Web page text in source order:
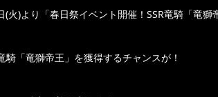
)より「春日祭イベント開催！SSR竜騎「竜獅
「竜獅帝王」を獲得するチャンスが！